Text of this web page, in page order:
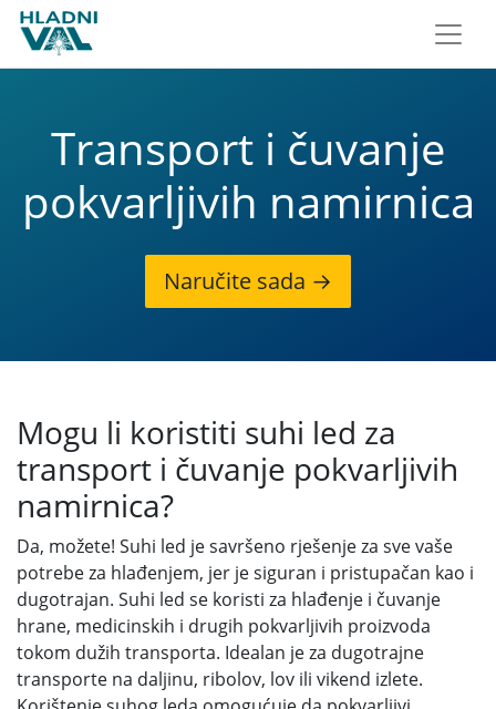
Transport i čuvanje
pokvarljivih namirnica
Naručite sada →
Mogu li koristiti suhi led za
transport i čuvanje pokvarljivih
namirnica?
Da, možete! Suhi led je savršeno rješenje za sve vaše
potrebe za hlađenjem, jer je siguran i pristupačan kao i
dugotrajan. Suhi led se koristi za hlađenje i čuvanje
hrane, medicinskih i drugih pokvarljivih proizvoda
tokom dužih transporta. Idealan je za dugotrajne
transporte na daljinu, ribolov, lov ili vikend izlete.